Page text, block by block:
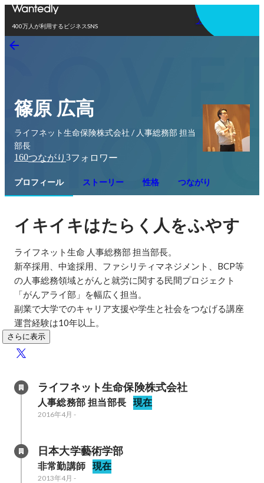
400万人が利用するビジネスSNS
アプリを使う
篠原 広高
ライフネット生命保険株式会社 / 人事総務部 担当
部長
160つながり 3フォロワー
プロフィール ストーリー 性格 つながり
イキイキはたらく人をふやす
ライフネット生命 人事総務部 担当部長。
新卒採用、中途採用、ファシリティマネジメント、BCP等
の人事総務領域とがんと就労に関する民間プロジェクト
「がんアライ部」を幅広く担当。
副業で大学でのキャリア支援や学生と社会をつなげる講座
運営経験は10年以上。
さらに表示
ライフネット生命保険株式会社
人事総務部 担当部長 現在
2016年4月 -
日本大学藝術学部
非常勤講師 現在
2013年4月 -